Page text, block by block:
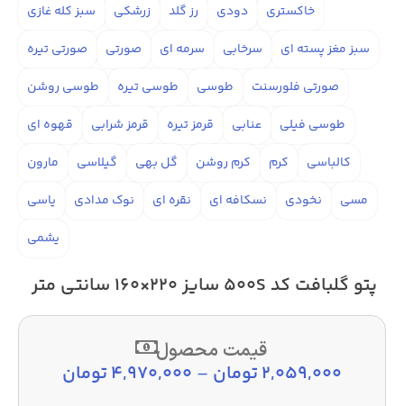
خاکستری
دودی رز گلد زرشکی
سبز کله غازی
سبز مغز پسته ای
سرخابی سرمه ای صورتی
صورتی تیره
صورتی فلورسنت
طوسی طوسی تیره
طوسی روشن
طوسی فیلی
عنابی قرمز تیره قرمز شرابی
قهوه ای
کالباسی
کرم کرم روشن گل بهی گیلاسی
مارون
مسی
نخودی نسکافه ای نقره ای نوک مدادی
یاسی
یشمی
پتو گلبافت کد 500S سایز 220×160 سانتی متر
قیمت محصول
2,059,000تومان –
4,970,000تومان